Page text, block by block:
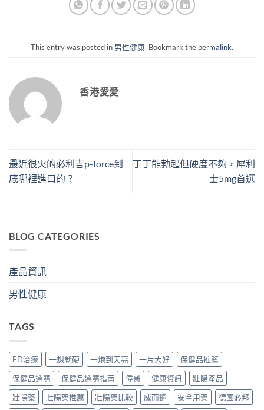
This entry was posted in 男性健康. Bookmark the permalink.
香港愛愛
最近很火的必利吉p-force到
底哪裡進口的？
丁丁能勃起但硬度不夠，犀利
士5mg首選
BLOG CATEGORIES
產品資訊
男性健康
TAGS
ED治療 一想就硬 一炮到天亮 一片大好
保健品推薦
保健品選購
保健品選購指南 偉哥 健康資訊
壯陽產品
壯陽藥
壯陽藥推薦 壯陽藥比較 威而鋼 安全用藥
德國必邦